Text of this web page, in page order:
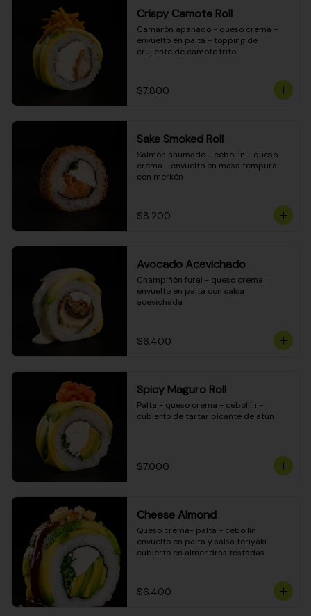
Crispy Camote Roll
Camarón apanado - queso crema -
envuelto en palta - topping de
crujiente de camote frito
$7.800
Sake Smoked Roll
Salmón ahumado - cebollín - queso
crema - envuelto en masa tempura
con merkén
$8.200
Avocado Acevichado
Champiñón furai - queso crema
envuelto en palta con salsa
acevichada
$6.400
Spicy Maguro Roll
Palta - queso crema - cebollín -
cubierto de tartar picante de atún
$7.000
Cheese Almond
Queso crema- palta - cebollín
envuelto en palta y salsa teriyaki
cubierto en almendras tostadas
$6.400